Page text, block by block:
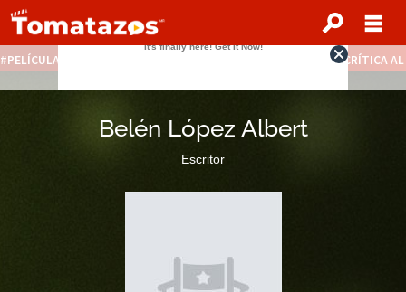
PELÍCULAS STREAMING GRATIS CRÍTICA
Belén López Albert
Escritor